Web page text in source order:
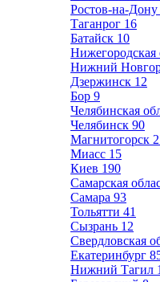
Ростов-на-Дону
Таганрог 16
Батайск 10
Нижегородская
Нижний
Дзержинск 12
Бор 9
Челябинская
Челябинск 90
Магнитогорск
Миасс 15
Киев 190
Самарская
Самара 93
Тольятти 41
Сызрань 12
Свердловская
Екатеринбург
Нижний Тагил